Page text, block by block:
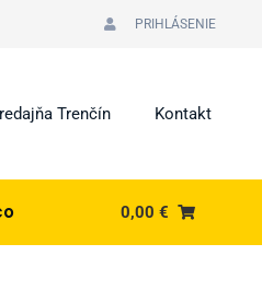
PRIHLÁSENIE
Trenčín Kontakt
0,00€